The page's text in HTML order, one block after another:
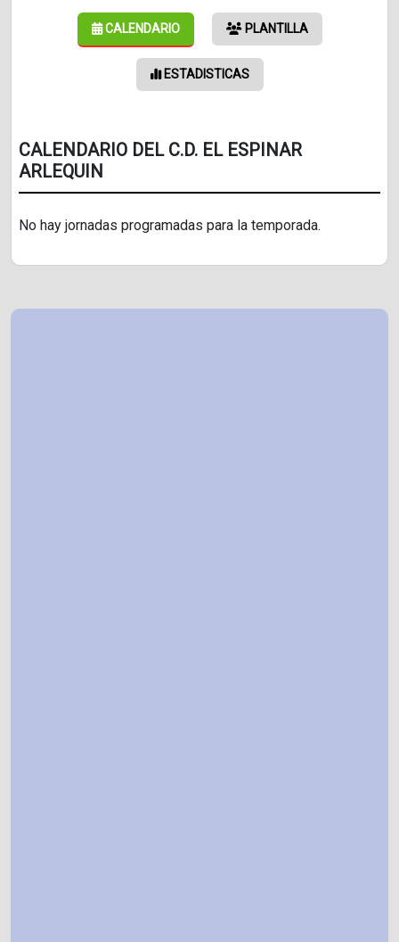
CALENDARIO PLANTILLA
ESTADISTICAS
CALENDARIO DEL C.D. EL ESPINAR
ARLEQUIN
No hay jornadas programadas para la temporada.